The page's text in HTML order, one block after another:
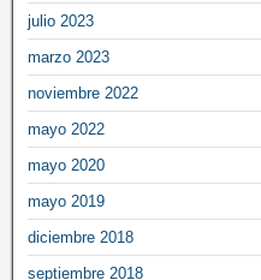
julio 2023
marzo 2023
noviembre 2022
mayo 2022
mayo 2020
mayo 2019
diciembre 2018
septiembre 2018